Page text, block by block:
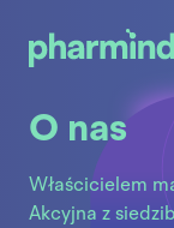
O nas
Właścicielem
Akcyjna z